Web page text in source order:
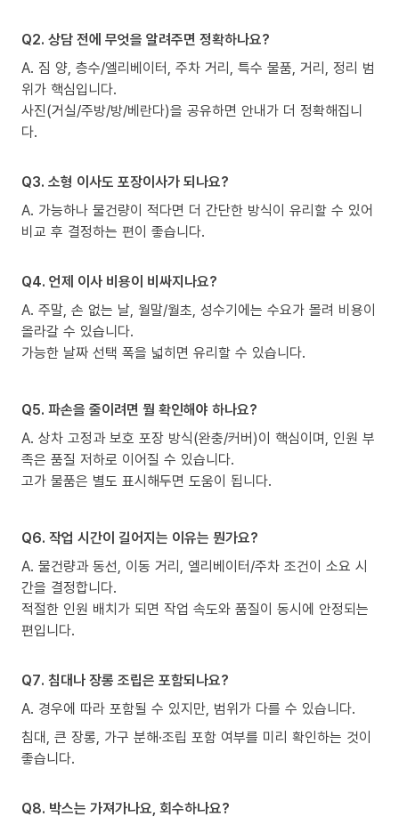
Q2. 상담 전에 무엇을 알려주면 정확하나요?
A. 짐 양, 층수/엘리베이터, 주차 거리, 특수 물품, 거리, 정리 범
위가 핵심입니다.
사진(거실/주방/방/베란다)을 공유하면 안내가 더 정확해집니
다.
Q3. 소형 이사도 포장이사가 되나요?
A. 가능하나 물건량이 적다면 더 간단한 방식이 유리할 수 있어
비교 후 결정하는 편이 좋습니다.
Q4. 언제 이사 비용이 비싸지나요?
A. 주말, 손 없는 날, 월말/월초, 성수기에는 수요가 몰려 비용이
올라갈 수 있습니다.
가능한 날짜 선택 폭을 넓히면 유리할 수 있습니다.
Q5. 파손을 줄이려면 뭘 확인해야 하나요?
A. 상차 고정과 보호 포장 방식(완충/커버)이 핵심이며, 인원 부
족은 품질 저하로 이어질 수 있습니다.
고가 물품은 별도 표시해두면 도움이 됩니다.
Q6. 작업 시간이 길어지는 이유는 뭔가요?
A. 물건량과 동선, 이동 거리, 엘리베이터/주차 조건이 소요 시
간을 결정합니다.
적절한 인원 배치가 되면 작업 속도와 품질이 동시에 안정되는
편입니다.
Q7. 침대나 장롱 조립은 포함되나요?
A. 경우에 따라 포함될 수 있지만, 범위가 다를 수 있습니다.
침대, 큰 장롱, 가구 분해·조립 포함 여부를 미리 확인하는 것이
좋습니다.
Q8. 박스는 가져가나요, 회수하나요?